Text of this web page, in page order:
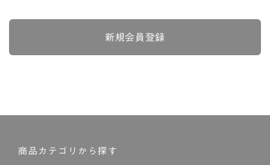
新規会員登録
商品カテゴリから探す